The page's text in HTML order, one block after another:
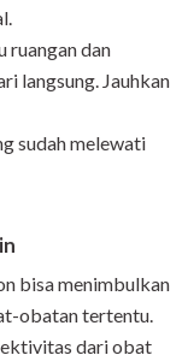
ruangan dan
langsung. Jauhkan
sudah melewati
bisa menimbulkan
obatan tertentu.
dari obat